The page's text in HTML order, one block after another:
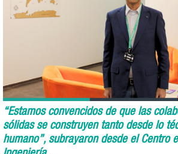
“Estamos convencidos de que las
sólidas se construyen tanto desde lo
humano”, subrayaron desde el Centro